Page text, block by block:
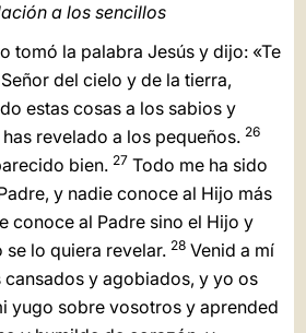
a los sencillos
tomó la palabra Jesús y dijo: «Te
del cielo y de la tierra,
estas cosas a los sabios y
revelado a los pequeños. 26
bien. 27 Todo me ha sido
y nadie conoce al Hijo más
conoce al Padre sino el Hijo y
se lo quiera revelar. 28Venid a mí
y agobiados, y yo os
yugo sobre vosotros y aprended